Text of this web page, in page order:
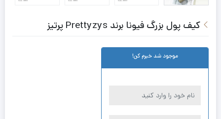
کیف پول بزرگ فیونا برند Prettyzys پرتیز
موجود شد خبرم کن!